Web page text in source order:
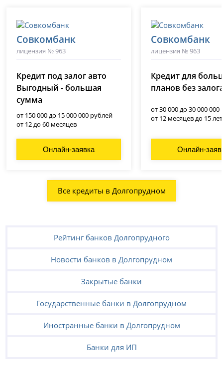
Совкомбанк
лицензия № 963
Кредит под залог авто
Выгодный - большая
сумма
от 150 000 до 15 000 000 рублей
от 12 до 60 месяцев
Онлайн-заявка
Совкомбанк
лицензия № 963
Кредит для
планов без
от 30 000 до 30 000 000
от 12 месяцев до 15 лет
Онлайн-
Все кредиты в Долгопрудном
Рейтинг банков Долгопрудного
Новости банков в Долгопрудном
Закрытые банки
Государственные банки в Долгопрудном
Иностранные банки в Долгопрудном
Банки для ИП